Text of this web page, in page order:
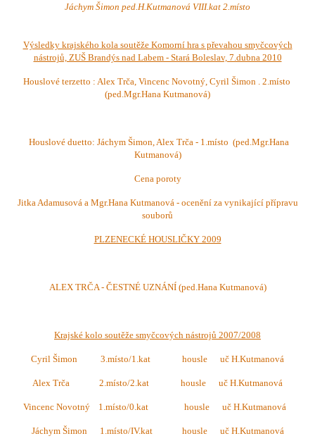
Jáchym Šimon ped.H.Kutmanová VIII.kat 2.místo
Výsledky krajského kola soutěže Komorní hra s převahou smyčcových
nástrojů, ZUŠ Brandýs nad Labem - Stará Boleslav, 7.dubna 2010
Houslové terzetto : Alex Trča, Vincenc Novotný, Cyril Šimon . 2.místo
(ped.Mgr.Hana Kutmanová)
Houslové duetto: Jáchym Šimon, Alex Trča - 1.místo (ped.Mgr.Hana
Kutmanová)
Cena poroty
Jitka Adamusová a Mgr.Hana Kutmanová - ocenění za vynikající přípravu
souborů
PLZENECKÉ HOUSLIČKY 2009
ALEX TRČA - ČESTNÉ UZNÁNÍ (ped.Hana Kutmanová)
Krajské kolo soutěže smyčcových nástrojů 2007/2008
Cyril Šimon 3.místo/1.kat housle uč H.Kutmanová
Alex Trča 2.místo/2.kat housle uč H.Kutmanová
Vincenc Novotný 1.místo/0.kat housle uč H.Kutmanová
Jáchym Šimon 1.místo/IV.kat housle uč H.Kutmanová